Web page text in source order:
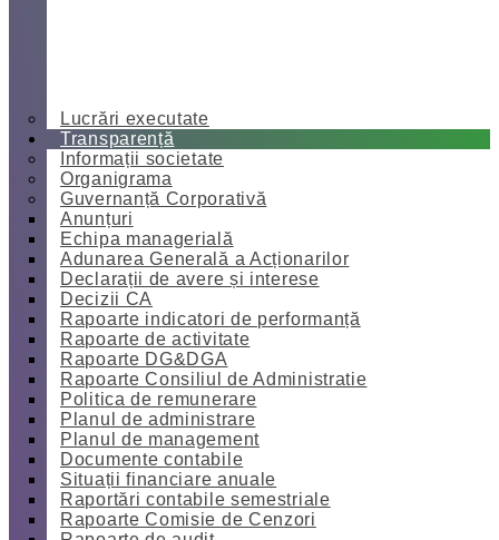
Lucrări executate
Transparență
Informații societate
Organigrama
Guvernanță Corporativă
Anunțuri
Echipa managerială
Adunarea Generală a Acționarilor
Declarații de avere și interese
Decizii CA
Rapoarte indicatori de performanță
Rapoarte de activitate
Rapoarte DG&DGA
Rapoarte Consiliul de Administratie
Politica de remunerare
Planul de administrare
Planul de management
Documente contabile
Situații financiare anuale
Raportări contabile semestriale
Rapoarte Comisie de Cenzori